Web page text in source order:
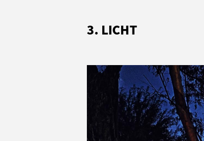
3. LICHT